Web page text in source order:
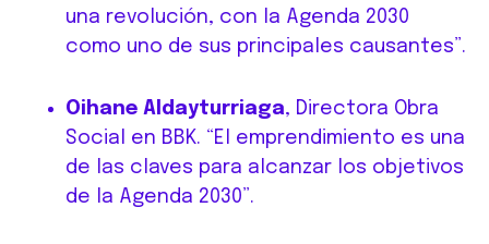
una revolución, con la Agenda 2030
como uno de sus principales causantes”.
Oihane Aldayturriaga, Directora Obra
Social en BBK. “El emprendimiento es una
de las claves para alcanzar los objetivos
de la Agenda 2030”.